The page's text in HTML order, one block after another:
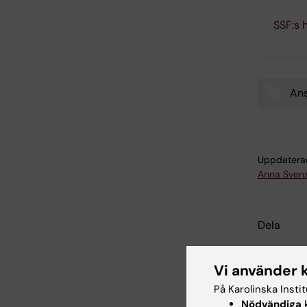
SSF:s
Anna
Dela
Vi använder
På Karolinska
Nödvändiga